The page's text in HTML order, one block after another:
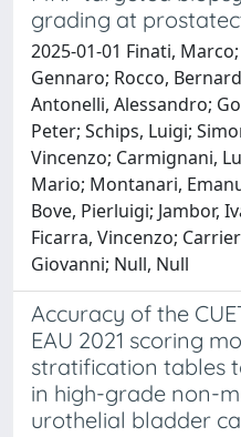
grading at
2025-01-01 Finati,
Gennaro; Rocco,
Antonelli, Alessandro;
Peter; Schips, Luigi;
Vincenzo; Carmignani,
Mario; Montanari,
Bove, Pierluigi; Jambor,
Ficarra, Vincenzo;
Giovanni; Null, Null
Accuracy of the
EAU 2021 scoring
stratification tables
in high-grade non-
urothelial bladder